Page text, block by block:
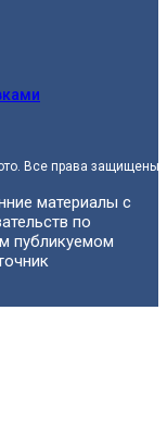
Все права защищены.
материалы с
по
публикуемом